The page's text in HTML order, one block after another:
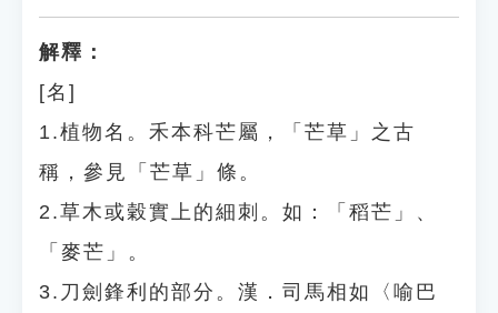
解釋：
[名]
1.植物名。禾本科芒屬，「芒草」之古
稱，參見「芒草」條。
2.草木或穀實上的細刺。如：「稻芒」、
「麥芒」。
3.刀劍鋒利的部分。漢．司馬相如〈喻巴